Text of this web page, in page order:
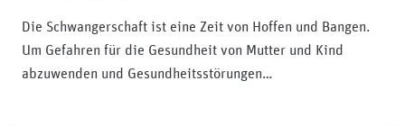
Die Schwangerschaft ist eine Zeit von Hoffen und Bangen.
Um Gefahren für die Gesundheit von Mutter und Kind
abzuwenden und Gesundheitsstörungen…